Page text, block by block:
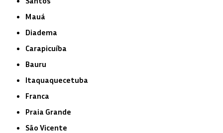
Mauá
Diadema
Carapicuíba
Bauru
Itaquaquecetuba
Franca
Praia Grande
São Vicente